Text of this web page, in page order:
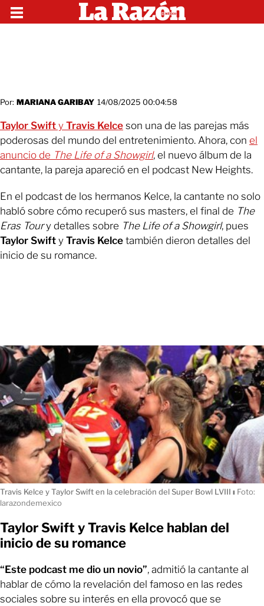
Por: MARIANA GARIBAY 14/08/2025 00:04:58
Taylor Swift y Travis Kelce son una de las parejas más
poderosas del mundo del entretenimiento. Ahora, con el
anuncio de The Life of a Showgirl, el nuevo álbum de la
cantante, la pareja apareció en el podcast New Heights.
En el podcast de los hermanos Kelce, la cantante no solo
habló sobre cómo recuperó sus masters, el final de The
Eras Toury detalles sobre The Life of a Showgirl, pues
Taylor Swift y Travis Kelce también dieron detalles del
inicio de su romance.
Travis Kelce y Taylor Swift en la celebración del Super Bowl LVIII ı Foto:
larazondemexico
Taylor Swift y Travis Kelce hablan del
inicio de su romance
“Este podcast me dio un novio”, admitió la cantante al
hablar de cómo la revelación del famoso en las redes
sociales sobre su interés en ella provocó que se